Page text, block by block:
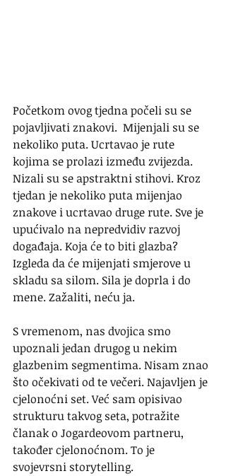
Početkom ovog tjedna počeli su se
pojavljivati znakovi.  Mijenjali su se
nekoliko puta. Ucrtavao je rute
kojima se prolazi između zvijezda.
Nizali su se apstraktni stihovi. Kroz
tjedan je nekoliko puta mijenjao
znakove i ucrtavao druge rute. Sve je
upućivalo na nepredvidiv razvoj
događaja. Koja će to biti glazba?
Izgleda da će mijenjati smjerove u
skladu sa silom. Sila je doprla i do
mene. Zažaliti, neću ja.
S vremenom, nas dvojica smo
upoznali jedan drugog u nekim
glazbenim segmentima. Nisam znao
što očekivati od te večeri. Najavljen je
cjelonoćni set. Već sam opisivao
strukturu takvog seta, potražite
članak o Jogardeovom partneru,
također cjelonoćnom. To je
svojevrsni storytelling.